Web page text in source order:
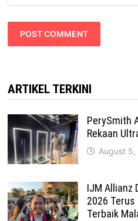
ARTIKEL TERKINI
PerySmith
Rekaan
August 5,
IJM Allianz
2026
Terbaik